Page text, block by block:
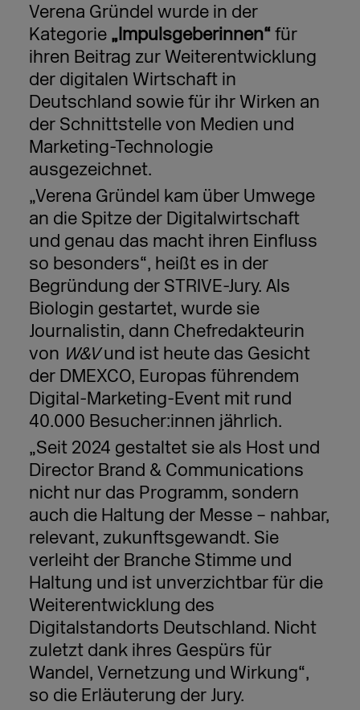
Verena Gründel wurde in der
Kategorie „Impulsgeberinnen“für
ihren Beitrag zur Weiterentwicklung
der digitalen Wirtschaft in
Deutschland sowie für ihr Wirken an
der Schnittstelle von Medien und
Marketing-Technologie
ausgezeichnet.
„Verena Gründel kam über Umwege
an die Spitze der Digitalwirtschaft
und genau das macht ihren Einfluss
so besonders“, heißt es in der
Begründung der STRIVE-Jury. Als
Biologin gestartet, wurde sie
Journalistin, dann Chefredakteurin
von W&Vund ist heute das Gesicht
der DMEXCO, Europas führendem
Digital-Marketing-Event mit rund
40.000 Besucher:innen jährlich.
„Seit 2024 gestaltet sie als Host und
Director Brand & Communications
nicht nur das Programm, sondern
auch die Haltung der Messe – nahbar,
relevant, zukunftsgewandt. Sie
verleiht der Branche Stimme und
Haltung und ist unverzichtbar für die
Weiterentwicklung des
Digitalstandorts Deutschland. Nicht
zuletzt dank ihres Gespürs für
Wandel, Vernetzung und Wirkung“,
so die Erläuterung der Jury.